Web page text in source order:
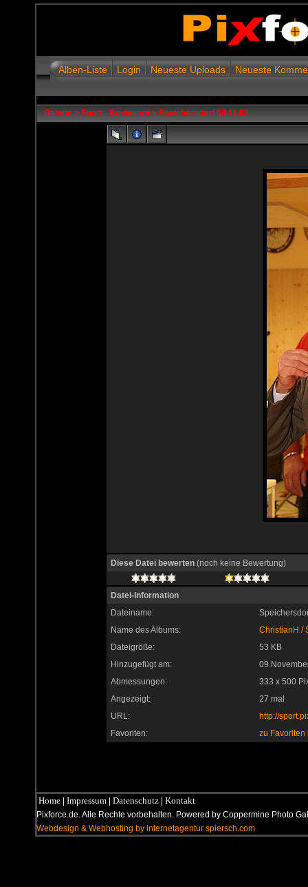
Alben-Liste Login Neueste Uploads Neueste
Galerie > Sport - Boulevard > Speichersdorf 08.11.08
Diese Datei bewerten(noch keine Bewertung)
Datei-Information
Dateiname:
Name des Albums:
ChristianH /
Dateigröße:
53 KB
Hinzugefügt am:
Abmessungen:
333 x 500
Angezeigt:
27 mal
URL:
http://
Favoriten:
zu Favoriten
Home | Impressum | Datenschutz | Kontakt
Pixforce.de. Alle Rechte vorbehalten. Powered by Coppermine Photo
Webdesign & Webhosting by internetagentur spiersch.com